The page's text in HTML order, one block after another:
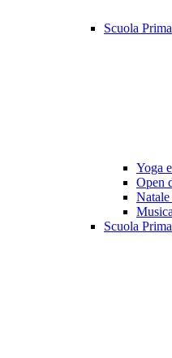
Scuola
Yoga
Open
Natale
Scuola